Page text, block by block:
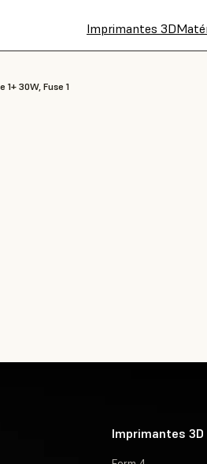
Imprimantes 3D
1+ 30W, Fuse 1
Imprimantes 3D